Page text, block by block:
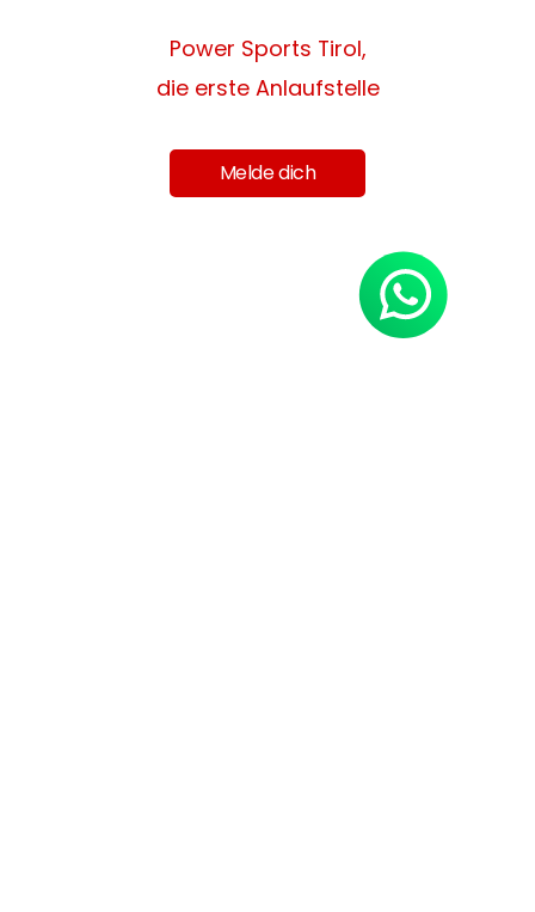
Power Sports Tirol,
die erste Anlaufstelle
Melde dich